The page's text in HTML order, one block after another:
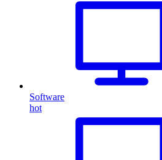
Software
hot